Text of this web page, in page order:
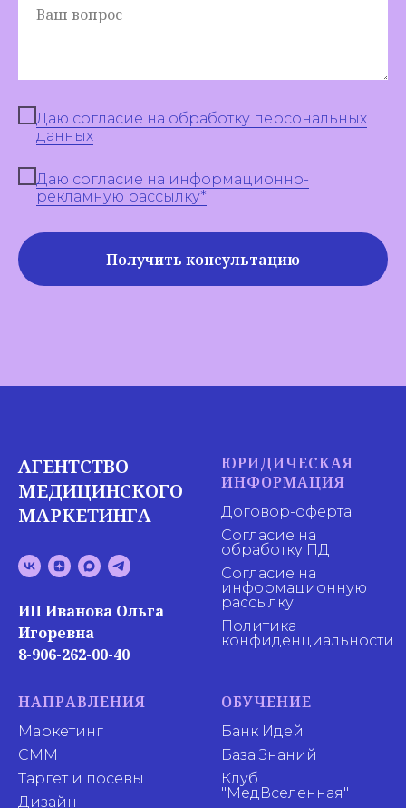
Ваш вопрос
Даю согласие на обработку персональных
данных
Даю согласие на информационно-
рекламную рассылку*
Получить консультацию
АГЕНТСТВО
МЕДИЦИНСКОГО
МАРКЕТИНГА
ИП Иванова Ольга
Игоревна
8-906-262-00-40
ЮРИДИЧЕСКАЯ
ИНФОРМАЦИЯ
Договор-оферта
Согласие на
обработку ПД
Согласие на
информационную
рассылку
Политика
конфиденциальности
НАПРАВЛЕНИЯ
Маркетинг
СММ
Таргет и посевы
Дизайн
ОБУЧЕНИЕ
Банк Идей
База Знаний
Клуб
"МедВселенная"